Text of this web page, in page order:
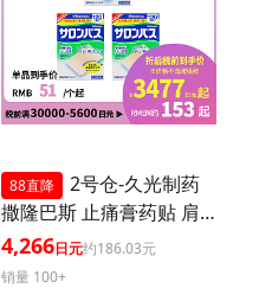
88直降
2号仓-久光制药
撒隆巴斯 止痛膏药贴 肩
周消炎关节颈椎疼 4.6×7.
2cm 120贴 3个装【第3类
4,266日元约186.03元
销量 100+